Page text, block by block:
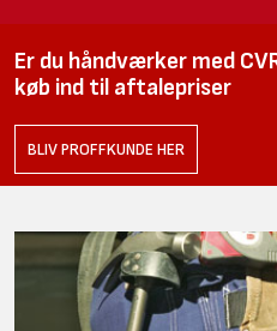
Er du håndværker med
køb ind til aftalepriser
BLIV PROFFKUNDE HER